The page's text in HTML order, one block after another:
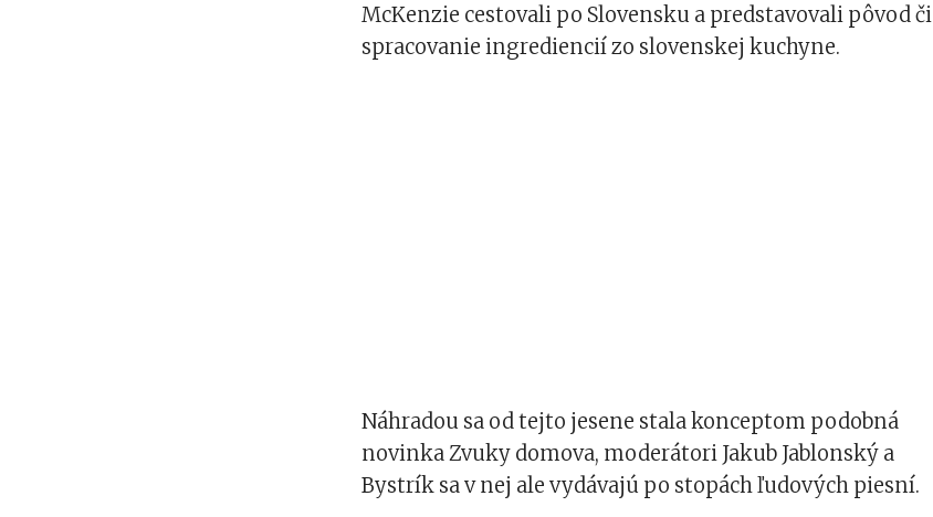
McKenzie cestovali po Slovensku a predstavovali pôvod či
spracovanie ingrediencií zo slovenskej kuchyne.
Náhradou sa od tejto jesene stala konceptom podobná
novinka Zvuky domova, moderátori Jakub Jablonský a
Bystrík sa v nej ale vydávajú po stopách ľudových piesní.